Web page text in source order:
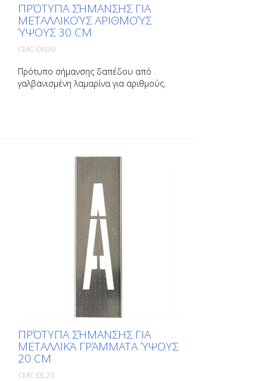
ΠΡΌΤΥΠΑ ΣΉΜΑΝΣΗΣ ΓΙΑ
ΜΕΤΑΛΛΙΚΟΎΣ ΑΡΙΘΜΟΎΣ
ΎΨΟΥΣ 30 CM
CMC-DN30
Πρότυπο σήμανσης δαπέδου από
γαλβανισμένη λαμαρίνα για αριθμούς.
ΠΡΌΤΥΠΑ ΣΉΜΑΝΣΗΣ ΓΙΑ
ΜΕΤΑΛΛΙΚΆ ΓΡΆΜΜΑΤΑ ΎΨΟΥΣ
20 CM
CMC-DL20